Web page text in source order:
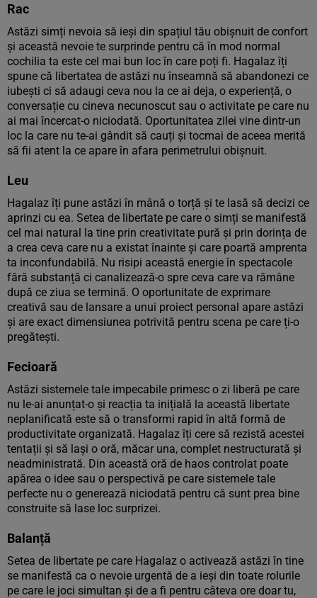
Rac
Astăzi simți nevoia să ieși din spațiul tău obișnuit de confort
și această nevoie te surprinde pentru că în mod normal
cochilia ta este cel mai bun loc în care poți fi. Hagalaz îți
spune că libertatea de astăzi nu înseamnă să abandonezi ce
iubești ci să adaugi ceva nou la ce ai deja, o experiență, o
conversație cu cineva necunoscut sau o activitate pe care nu
ai mai încercat-o niciodată. Oportunitatea zilei vine dintr-un
loc la care nu te-ai gândit să cauți și tocmai de aceea merită
să fii atent la ce apare în afara perimetrului obișnuit.
Leu
Hagalaz îți pune astăzi în mână o torță și te lasă să decizi ce
aprinzi cu ea. Setea de libertate pe care o simți se manifestă
cel mai natural la tine prin creativitate pură și prin dorința de
a crea ceva care nu a existat înainte și care poartă amprenta
ta inconfundabilă. Nu risipi această energie în spectacole
fără substanță ci canalizează-o spre ceva care va rămâne
după ce ziua se termină. O oportunitate de exprimare
creativă sau de lansare a unui proiect personal apare astăzi
și are exact dimensiunea potrivită pentru scena pe care ți-o
pregătești.
Fecioară
Astăzi sistemele tale impecabile primesc o zi liberă pe care
nu le-ai anunțat-o și reacția ta inițială la această libertate
neplanificată este să o transformi rapid în altă formă de
productivitate organizată. Hagalaz îți cere să rezistă acestei
tentații și să lași o oră, măcar una, complet nestructurată și
neadministrată. Din această oră de haos controlat poate
apărea o idee sau o perspectivă pe care sistemele tale
perfecte nu o generează niciodată pentru că sunt prea bine
construite să lase loc surprizei.
Balanță
Setea de libertate pe care Hagalaz o activează astăzi în tine
se manifestă ca o nevoie urgentă de a ieși din toate rolurile
pe care le joci simultan și de a fi pentru câteva ore doar tu,